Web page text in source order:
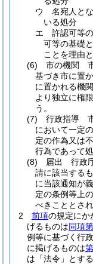
ウ
名宛人と
いる処分
エ
許認可等
可等の基礎
ことを理由
(6)
市の機関
基づき市に置
に置かれる機
より独立に権
う。
(7)
行政指導
において一定
定の作為又は
行為であって
(8)
届出 行政
請に該当する
に当該通知が
定の条例等上
べきこととさ
2
前項の規定にか
げるものは同項
例等に基づく行
に掲げるものは
は「法令」とする